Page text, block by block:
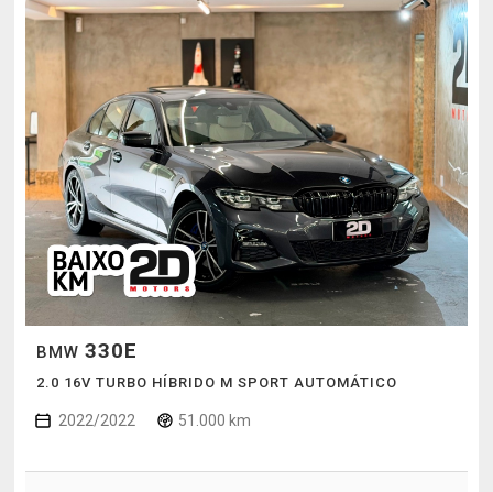
BMW 330E
2.0 16V TURBO HÍBRIDO M SPORT AUTOMÁTICO
2022/2022 51.000 km